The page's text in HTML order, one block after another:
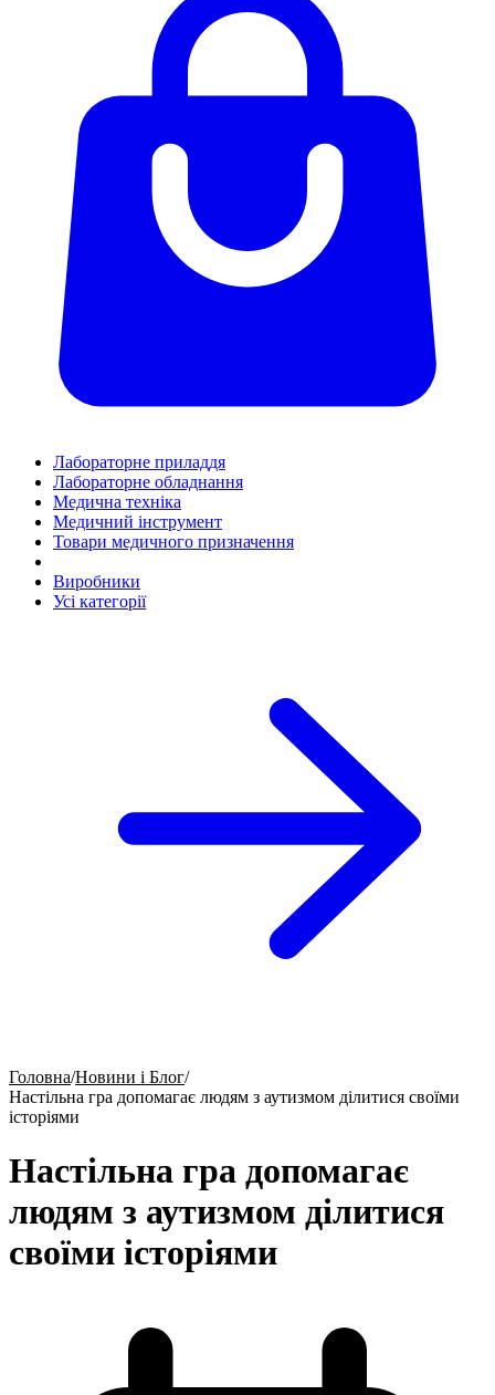
Лабораторне приладдя
Лабораторне обладнання
Медична техніка
Медичний інструмент
Товари медичного призначення
Виробники
Усі категорії
Головна/Новини і Блог/
Настільна гра допомагає людям з аутизмом ділитися своїми
історіями
Настільна гра допомагає
людям з аутизмом ділитися
своїми історіями